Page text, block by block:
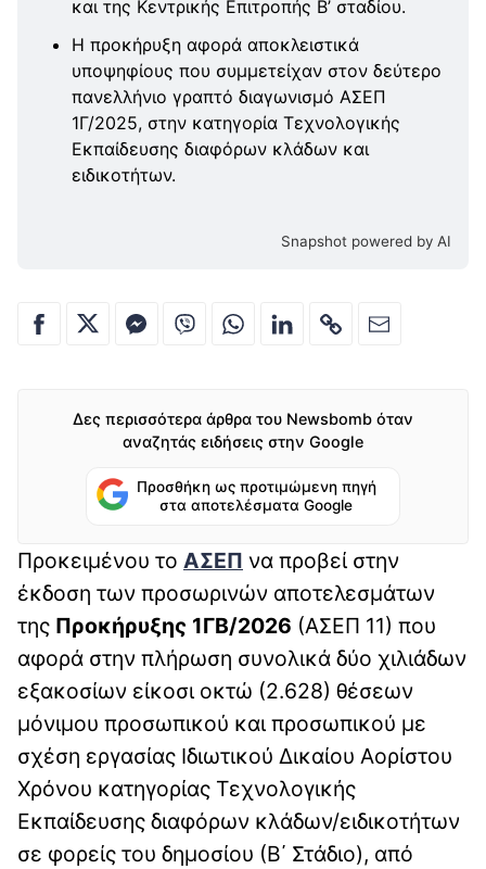
και της Κεντρικής Επιτροπής Β’ σταδίου.
Η προκήρυξη αφορά αποκλειστικά
υποψηφίους που συμμετείχαν στον δεύτερο
πανελλήνιο γραπτό διαγωνισμό ΑΣΕΠ
1Γ/2025, στην κατηγορία Τεχνολογικής
Εκπαίδευσης διαφόρων κλάδων και
ειδικοτήτων.
Snapshot powered by AI
Δες περισσότερα άρθρα του Newsbomb όταν
αναζητάς ειδήσεις στην Google
Προσθήκη ως προτιμώμενη πηγή
στα αποτελέσματα Google
Προκειμένου το ΑΣΕΠ να προβεί στην
έκδοση των προσωρινών αποτελεσμάτων
της Προκήρυξης 1ΓΒ/2026 (ΑΣΕΠ 11) που
αφορά στην πλήρωση συνολικά δύο χιλιάδων
εξακοσίων είκοσι οκτώ (2.628) θέσεων
μόνιμου προσωπικού και προσωπικού με
σχέση εργασίας Ιδιωτικού Δικαίου Αορίστου
Χρόνου κατηγορίας Τεχνολογικής
Εκπαίδευσης διαφόρων κλάδων/ειδικοτήτων
σε φορείς του δημοσίου (Β΄ Στάδιο), από